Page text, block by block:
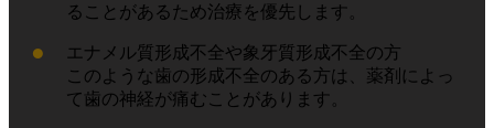
ることがあるため治療を優先します。
エナメル質形成不全や象牙質形成不全の方
このような歯の形成不全のある方は、薬剤によっ
て歯の神経が痛むことがあります。